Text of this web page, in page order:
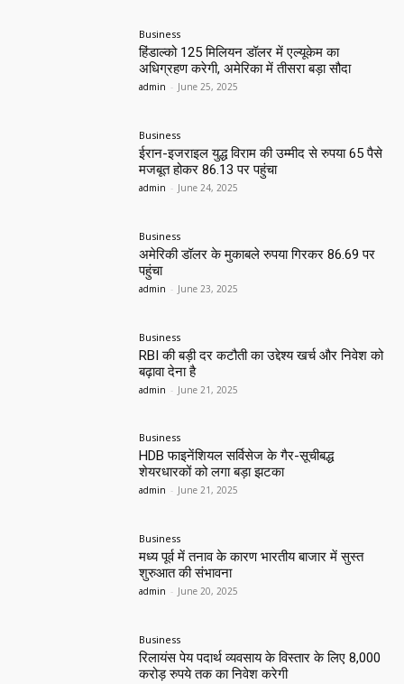
Business
हिंडाल्को 125 मिलियन डॉलर में एल्यूकेम का
अधिग्रहण करेगी, अमेरिका में तीसरा बड़ा सौदा
admin - June 25, 2025
Business
ईरान-इजराइल युद्ध विराम की उम्मीद से रुपया 65 पैसे
मजबूत होकर 86.13 पर पहुंचा
admin - June 24, 2025
Business
अमेरिकी डॉलर के मुकाबले रुपया गिरकर 86.69 पर
पहुंचा
admin - June 23, 2025
Business
RBI की बड़ी दर कटौती का उद्देश्य खर्च और निवेश को
बढ़ावा देना है
admin - June 21, 2025
Business
HDB फाइनेंशियल सर्विसेज के गैर-सूचीबद्ध
शेयरधारकों को लगा बड़ा झटका
admin - June 21, 2025
Business
मध्य पूर्व में तनाव के कारण भारतीय बाजार में सुस्त
शुरुआत की संभावना
admin - June 20, 2025
Business
रिलायंस पेय पदार्थ व्यवसाय के विस्तार के लिए 8,000
करोड़ रुपये तक का निवेश करेगी